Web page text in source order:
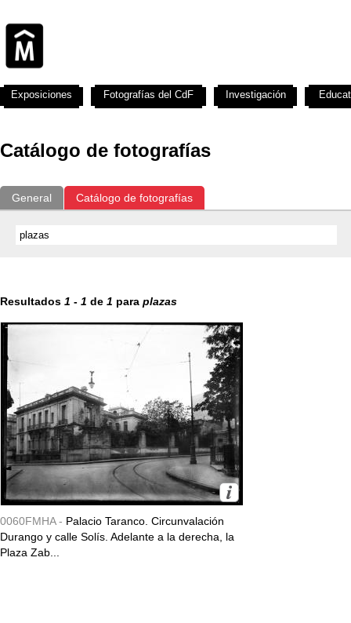
Catálogo de fotografías
General Catálogo de fotografías
Resultados 1 - 1 de 1 para plazas
0060FMHA - Palacio Taranco. Circunvalación
Durango y calle Solís. Adelante a la derecha, la
Plaza Zab...
Exposiciones Fotografías del CdF Investigación